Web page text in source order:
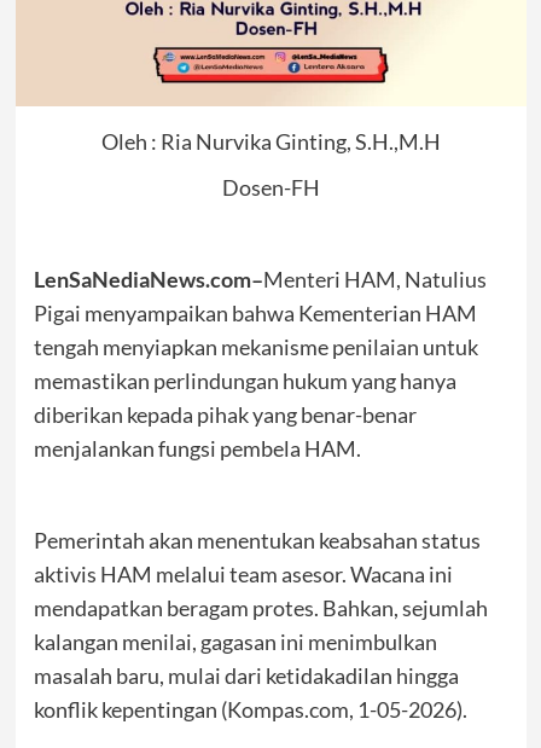
Oleh : Ria Nurvika Ginting, S.H.,M.H
Dosen-FH
LenSaNediaNews.com–Menteri HAM, Natulius
Pigai menyampaikan bahwa Kementerian HAM
tengah menyiapkan mekanisme penilaian untuk
memastikan perlindungan hukum yang hanya
diberikan kepada pihak yang benar-benar
menjalankan fungsi pembela HAM.
Pemerintah akan menentukan keabsahan status
aktivis HAM melalui team asesor. Wacana ini
mendapatkan beragam protes. Bahkan, sejumlah
kalangan menilai, gagasan ini menimbulkan
masalah baru, mulai dari ketidakadilan hingga
konflik kepentingan (Kompas.com, 1-05-2026).